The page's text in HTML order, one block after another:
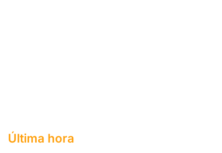
Última hora